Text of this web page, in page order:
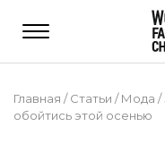
Главная /Статьи /Мода /
обойтись этой осенью